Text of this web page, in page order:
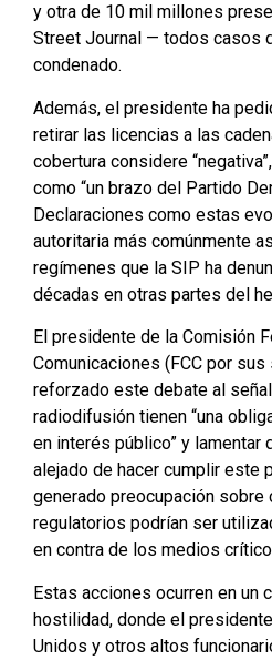
y otra de 10 mil millones
Street Journal — todos casos
condenado.
Además, el presidente ha
retirar las licencias a las
cobertura considere
como “un brazo del Partido
Declaraciones como estas
autoritaria más comúnmente
regímenes que la SIP ha
décadas en otras partes del
El presidente de la Comisión
Comunicaciones (FCC por
reforzado este debate al
radiodifusión tienen “una
en interés público” y lamentar
alejado de hacer cumplir este
generado preocupación
regulatorios podrían ser
en contra de los medios
Estas acciones ocurren en un
hostilidad, donde el
Unidos y otros altos